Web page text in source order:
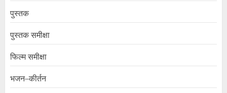
पुस्तक
पुस्तक समीक्षा
फिल्म समीक्षा
भजन–कीर्तन